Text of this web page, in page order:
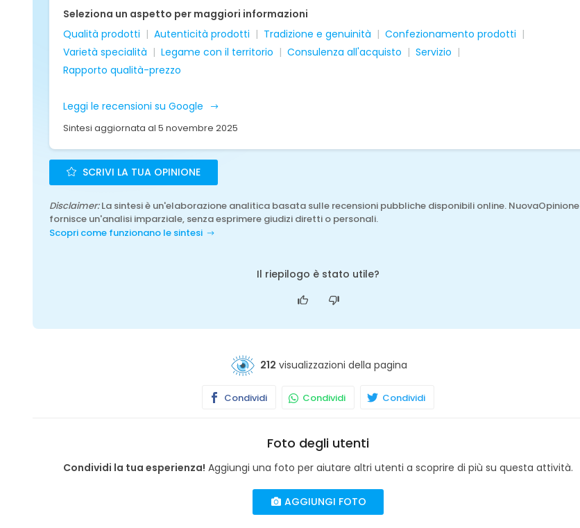
Seleziona un aspetto per maggiori informazioni
Qualità prodotti
Autenticità prodotti Tradizione e genuinità
Confezionamento prodotti
Varietà specialità
Legame con il territorio Consulenza all'acquisto
Servizio
Rapporto qualità-prezzo
Leggi le recensioni su Google
Sintesi aggiornata al 5 novembre 2025
SCRIVI LA TUA OPINIONE
Disclaimer:La sintesi è un'elaborazione analitica basata sulle recensioni pubbliche disponibili online. NuovaOpinione
fornisce un'analisi imparziale, senza esprimere giudizi diretti o personali.
Scopri come funzionano le sintesi
Il riepilogo è stato utile?
212 visualizzazioni della pagina
Condividi Condividi Condividi
Foto degli utenti
Condividi la tua esperienza! Aggiungi una foto per aiutare altri utenti a scoprire di più su questa attività.
AGGIUNGI FOTO